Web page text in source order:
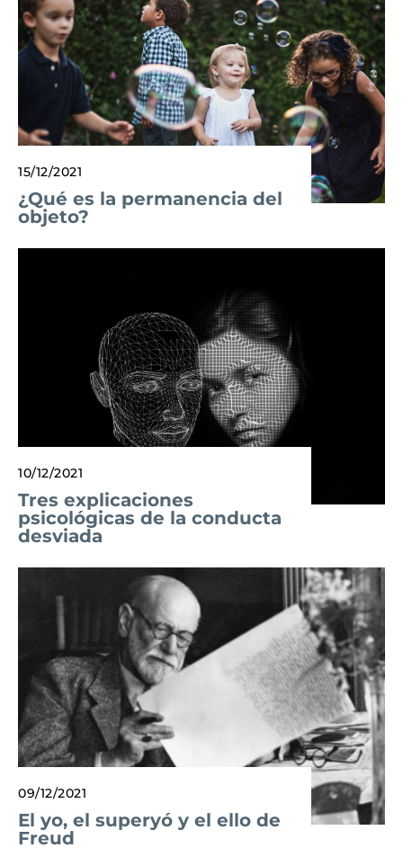
15/12/2021
¿Qué es la permanencia del
objeto?
10/12/2021
Tres explicaciones
psicológicas de la conducta
desviada
09/12/2021
El yo, el superyó y el ello de
Freud